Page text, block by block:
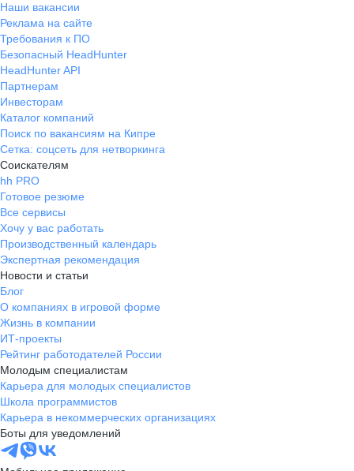
Наши вакансии
Реклама на сайте
Требования к ПО
Безопасный HeadHunter
HeadHunter API
Партнерам
Инвесторам
Каталог компаний
Поиск по вакансиям на Кипре
Сетка: соцсеть для нетворкинга
Соискателям
hh PRO
Готовое резюме
Все сервисы
Хочу у вас работать
Производственный календарь
Экспертная рекомендация
Новости и статьи
Блог
О компаниях в игровой форме
Жизнь в компании
ИТ-проекты
Рейтинг работодателей России
Молодым специалистам
Карьера для молодых специалистов
Школа программистов
Карьера в некоммерческих организациях
Боты для уведомлений